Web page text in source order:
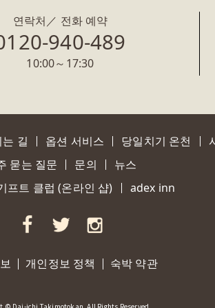
연락처／ 전화 예약
940-489
10:00～17:30
길 옵션 서비스 당일치기 온천
묻는 질문
문의
뉴스
프트 클럽 (온라인 샵)
adex inn
개인정보 정책 숙박 약관